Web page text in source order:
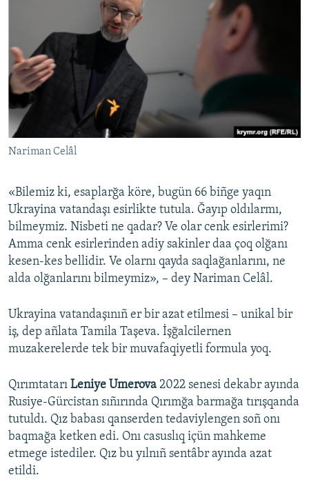
Nariman Celâl
«Bilemiz ki, esaplarğa köre, bugün 66 biñge yaqın
Ukrayina vatandaşı esirlikte tutula. Ğayıp oldılarmı,
bilmeymiz. Nisbeti ne qadar? Ve olar cenk esirlerimi?
Amma cenk esirlerinden adiy sakinler daa çoq olğanı
kesen-kes bellidir. Ve olarnı qayda saqlağanlarını, ne
alda olğanlarını bilmeymiz», – dey Nariman Celâl.
Ukrayina vatandaşınıñ er bir azat etilmesi – unikal bir
iş, dep añlata Tamila Taşeva. İşğalcilernen
muzakerelerde tek bir muvafaqiyetli formula yoq.
Qırımtatarı Leniye Umerova 2022 senesi dekabr ayında
Rusiye-Gürcistan sıñırında Qırımğa barmağa tırışqanda
tutuldı. Qız babası qanserden tedaviylengen soñ onı
baqmağa ketken edi. Onı casuslıq içün mahkeme
etmege istediler. Qız bu yılnıñ sentâbr ayında azat
etildi.